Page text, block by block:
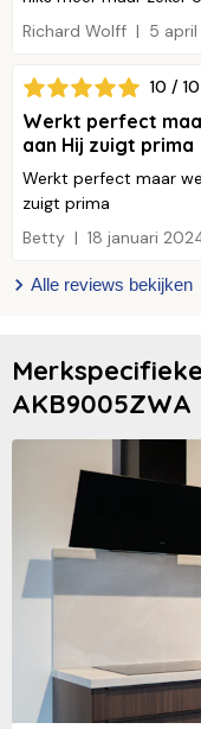
Richard Wolff
5
10 / 10
Werkt perfect
aan Hij zuigt prima
Werkt perfect maar
zuigt prima
Betty
18 januari
Alle reviews bekijken
AKB9005ZWA